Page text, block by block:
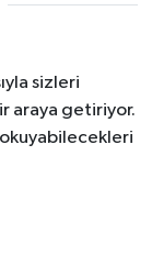
sizleri
araya getiriyor.